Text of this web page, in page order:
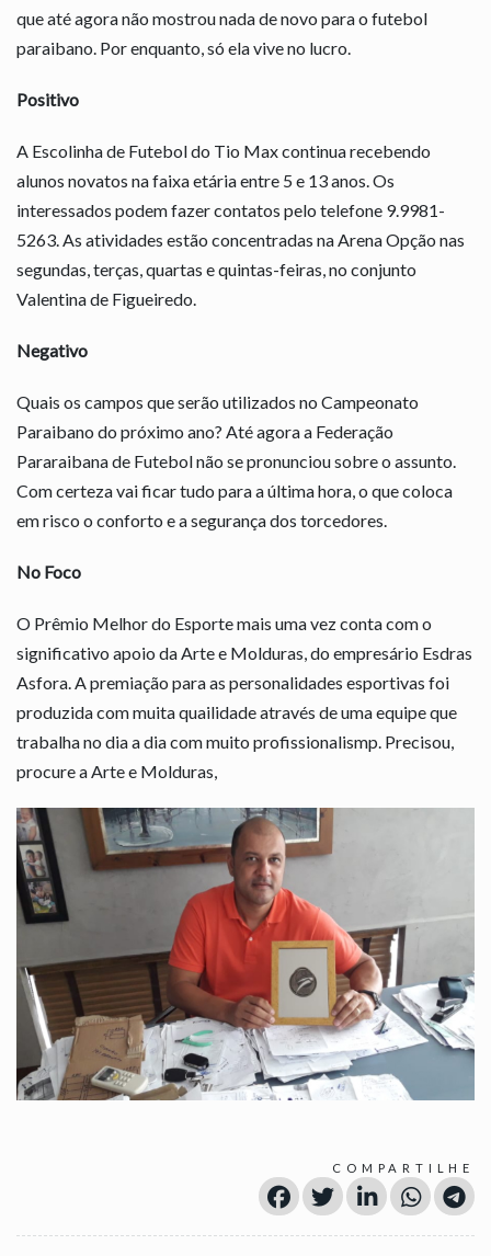
que até agora não mostrou nada de novo para o futebol
paraibano. Por enquanto, só ela vive no lucro.
Positivo
A Escolinha de Futebol do Tio Max continua recebendo
alunos novatos na faixa etária entre 5 e 13 anos. Os
interessados podem fazer contatos pelo telefone 9.9981-
5263. As atividades estão concentradas na Arena Opção nas
segundas, terças, quartas e quintas-feiras, no conjunto
Valentina de Figueiredo.
Negativo
Quais os campos que serão utilizados no Campeonato
Paraibano do próximo ano? Até agora a Federação
Pararaibana de Futebol não se pronunciou sobre o assunto.
Com certeza vai ficar tudo para a última hora, o que coloca
em risco o conforto e a segurança dos torcedores.
No Foco
O Prêmio Melhor do Esporte mais uma vez conta com o
significativo apoio da Arte e Molduras, do empresário Esdras
Asfora. A premiação para as personalidades esportivas foi
produzida com muita quailidade através de uma equipe que
trabalha no dia a dia com muito profissionalismp. Precisou,
procure a Arte e Molduras,
COMPARTILHE